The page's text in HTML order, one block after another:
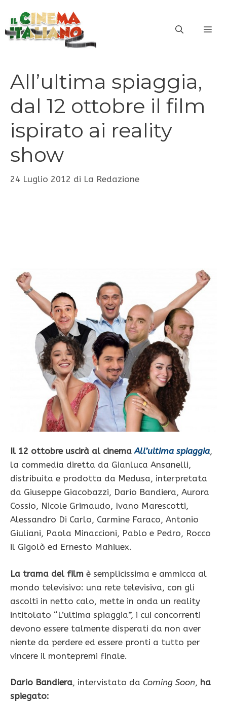
contenuto
All’ultima spiaggia,
dal 12 ottobre il film
ispirato ai reality
show
24 Luglio 2012 di La Redazione
Il 12 ottobre uscirà al cinemaAll’ultima spiaggia,
la commedia diretta da Gianluca Ansanelli,
distribuita e prodotta da Medusa, interpretata
da Giuseppe Giacobazzi, Dario Bandiera, Aurora
Cossio, Nicole Grimaudo, Ivano Marescotti,
Alessandro Di Carlo, Carmine Faraco, Antonio
Giuliani, Paola Minaccioni, Pablo e Pedro, Rocco
il Gigolò ed Ernesto Mahiuex.
La trama del film è semplicissima e ammicca al
mondo televisivo: una rete televisiva, con gli
ascolti in netto calo, mette in onda un reality
intitolato “L’ultima spiaggia”, i cui concorrenti
devono essere talmente disperati da non aver
niente da perdere ed essere pronti a tutto per
vincere il montepremi finale.
Dario Bandiera, intervistato da Coming Soon, ha
spiegato: